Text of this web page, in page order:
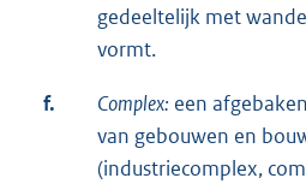
gedeeltelijk met
vormt.
f. Complex: een
van gebouwen en
(industriecomplex,